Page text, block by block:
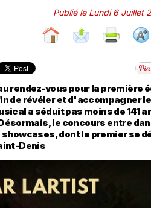
Publié le Lundi 6 Juillet
rendez-vous pour la première
de révéler et d'accompagner
a séduit pas moins de 141
le concours entre
dont le premier se
Denis